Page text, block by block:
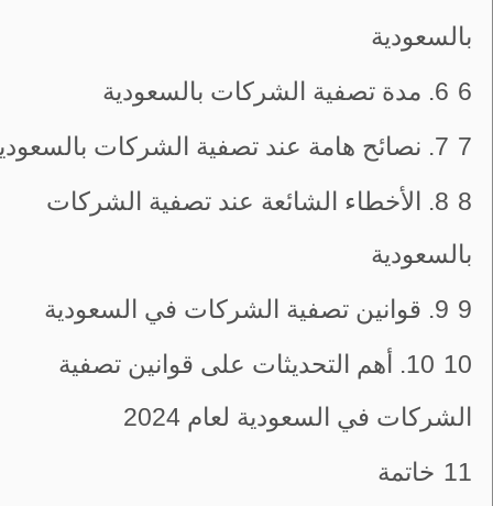
بالسعودية
6 6. مدة تصفية الشركات بالسعودية
7 7. نصائح هامة عند تصفية الشركات بالسعودية
8
8. الأخطاء الشائعة عند تصفية الشركات
بالسعودية
9 9. قوانين تصفية الشركات في السعودية
10
10. أهم التحديثات على قوانين تصفية
الشركات في السعودية لعام 2024
11 خاتمة